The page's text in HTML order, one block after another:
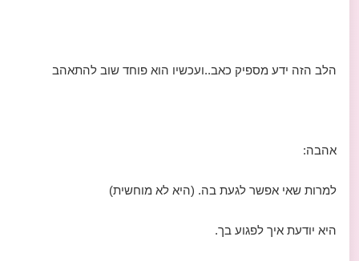
הלב הזה ידע מספיק כאב..ועכשיו הוא פוחד שוב להתאהב
אהבה:
למרות שאי אפשר לגעת בה. (היא לא מוחשית)
היא יודעת איך לפגוע בך.